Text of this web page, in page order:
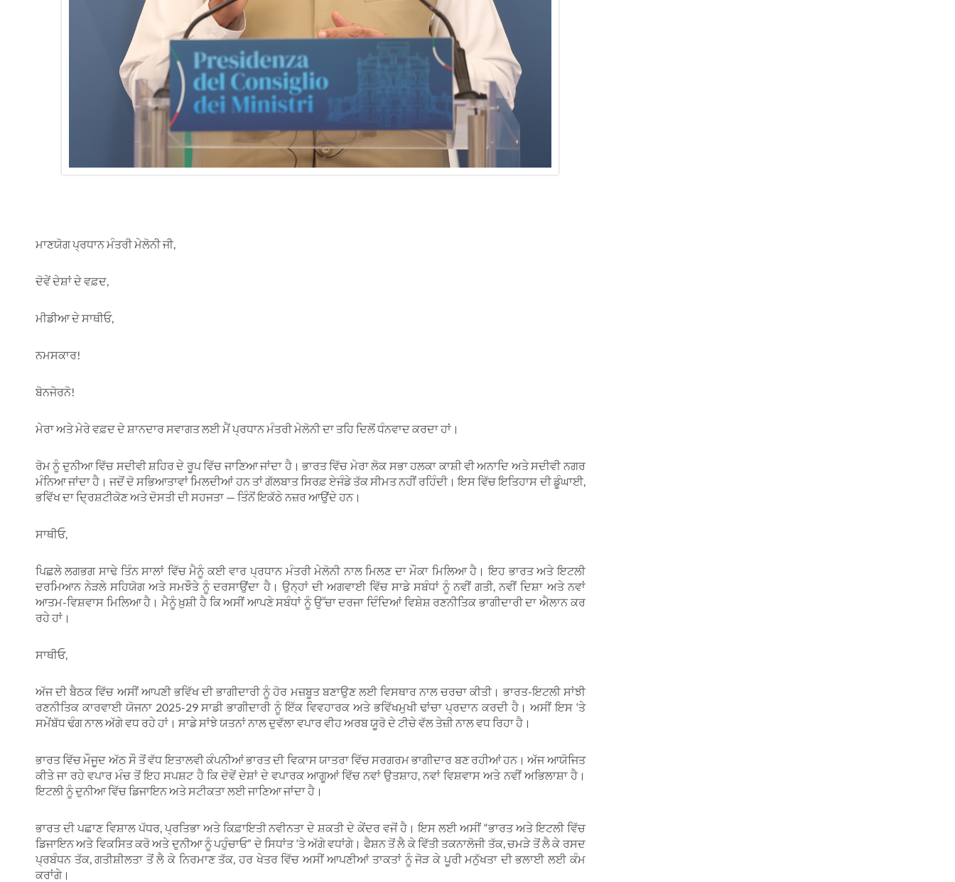
ਮਾਣਯੋਗ ਪ੍ਰਧਾਨ ਮੰਤਰੀ ਮੇਲੋਨੀ ਜੀ,
ਦੋਵੇਂ ਦੇਸ਼ਾਂ ਦੇ ਵਫ਼ਦ,
ਮੀਡੀਆ ਦੇ ਸਾਥੀਓ,
ਨਮਸਕਾਰ!
ਬੋਨਜੋਰਨੋ!
ਮੇਰਾ ਅਤੇ ਮੇਰੇ ਵਫ਼ਦ ਦੇ ਸ਼ਾਨਦਾਰ ਸਵਾਗਤ ਲਈ ਮੈਂ ਪ੍ਰਧਾਨ ਮੰਤਰੀ ਮੇਲੋਨੀ ਦਾ ਤਹਿ ਦਿਲੋਂ ਧੰਨਵਾਦ ਕਰਦਾ ਹਾਂ।
ਰੋਮ ਨੂੰ ਦੁਨੀਆ ਵਿੱਚ ਸਦੀਵੀ ਸ਼ਹਿਰ ਦੇ ਰੂਪ ਵਿੱਚ ਜਾਣਿਆ ਜਾਂਦਾ ਹੈ। ਭਾਰਤ ਵਿੱਚ ਮੇਰਾ ਲੋਕ ਸਭਾ ਹਲਕਾ ਕਾਸ਼ੀ ਵੀ ਅਨਾਦਿ ਅਤੇ ਸਦੀਵੀ ਨਗਰ
ਮੰਨਿਆ ਜਾਂਦਾ ਹੈ। ਜਦੋਂ ਦੋ ਸਭਿਆਤਾਵਾਂ ਮਿਲਦੀਆਂ ਹਨ ਤਾਂ ਗੱਲਬਾਤ ਸਿਰਫ਼ ਏਜੰਡੇ ਤੱਕ ਸੀਮਤ ਨਹੀਂ ਰਹਿੰਦੀ। ਇਸ ਵਿੱਚ ਇਤਿਹਾਸ ਦੀ ਡੂੰਘਾਈ,
ਭਵਿੱਖ ਦਾ ਦ੍ਰਿਸ਼ਟੀਕੋਣ ਅਤੇ ਦੋਸਤੀ ਦੀ ਸਹਜਤਾ — ਤਿੰਨੋਂ ਇਕੱਠੇ ਨਜ਼ਰ ਆਉਂਦੇ ਹਨ।
ਸਾਥੀਓ,
ਪਿਛਲੇ ਲਗਭਗ ਸਾਢੇ ਤਿੰਨ ਸਾਲਾਂ ਵਿੱਚ ਮੈਨੂੰ ਕਈ ਵਾਰ ਪ੍ਰਧਾਨ ਮੰਤਰੀ ਮੇਲੋਨੀ ਨਾਲ ਮਿਲਣ ਦਾ ਮੌਕਾ ਮਿਲਿਆ ਹੈ। ਇਹ ਭਾਰਤ ਅਤੇ ਇਟਲੀ
ਦਰਮਿਆਨ ਨੇੜਲੇ ਸਹਿਯੋਗ ਅਤੇ ਸਮਝੌਤੇ ਨੂੰ ਦਰਸਾਉਂਦਾ ਹੈ। ਉਨ੍ਹਾਂ ਦੀ ਅਗਵਾਈ ਵਿੱਚ ਸਾਡੇ ਸਬੰਧਾਂ ਨੂੰ ਨਵੀਂ ਗਤੀ, ਨਵੀਂ ਦਿਸ਼ਾ ਅਤੇ ਨਵਾਂ
ਆਤਮ-ਵਿਸ਼ਵਾਸ ਮਿਲਿਆ ਹੈ। ਮੈਨੂੰ ਖ਼ੁਸ਼ੀ ਹੈ ਕਿ ਅਸੀਂ ਆਪਣੇ ਸਬੰਧਾਂ ਨੂੰ ਉੱਚਾ ਦਰਜਾ ਦਿੰਦਿਆਂ ਵਿਸ਼ੇਸ਼ ਰਣਨੀਤਿਕ ਭਾਗੀਦਾਰੀ ਦਾ ਐਲਾਨ ਕਰ
ਰਹੇ ਹਾਂ।
ਸਾਥੀਓ,
ਅੱਜ ਦੀ ਬੈਠਕ ਵਿੱਚ ਅਸੀਂ ਆਪਣੀ ਭਵਿੱਖ ਦੀ ਭਾਗੀਦਾਰੀ ਨੂੰ ਹੋਰ ਮਜ਼ਬੂਤ ਬਣਾਉਣ ਲਈ ਵਿਸਥਾਰ ਨਾਲ ਚਰਚਾ ਕੀਤੀ। ਭਾਰਤ-ਇਟਲੀ ਸਾਂਝੀ
ਰਣਨੀਤਿਕ ਕਾਰਵਾਈ ਯੋਜਨਾ 2025-29 ਸਾਡੀ ਭਾਗੀਦਾਰੀ ਨੂੰ ਇੱਕ ਵਿਵਹਾਰਕ ਅਤੇ ਭਵਿੱਖਮੁਖੀ ਢਾਂਚਾ ਪ੍ਰਦਾਨ ਕਰਦੀ ਹੈ। ਅਸੀਂ ਇਸ ‘ਤੇ
ਸਮੇਂਬੱਧ ਢੰਗ ਨਾਲ ਅੱਗੇ ਵਧ ਰਹੇ ਹਾਂ। ਸਾਡੇ ਸਾਂਝੇ ਯਤਨਾਂ ਨਾਲ ਦੁਵੱਲਾ ਵਪਾਰ ਵੀਹ ਅਰਬ ਯੂਰੋ ਦੇ ਟੀਚੇ ਵੱਲ ਤੇਜ਼ੀ ਨਾਲ ਵਧ ਰਿਹਾ ਹੈ।
ਭਾਰਤ ਵਿੱਚ ਮੌਜੂਦ ਅੱਠ ਸੌ ਤੋਂ ਵੱਧ ਇਤਾਲਵੀ ਕੰਪਨੀਆਂ ਭਾਰਤ ਦੀ ਵਿਕਾਸ ਯਾਤਰਾ ਵਿੱਚ ਸਰਗਰਮ ਭਾਗੀਦਾਰ ਬਣ ਰਹੀਆਂ ਹਨ। ਅੱਜ ਆਯੋਜਿਤ
ਕੀਤੇ ਜਾ ਰਹੇ ਵਪਾਰ ਮੰਚ ਤੋਂ ਇਹ ਸਪਸ਼ਟ ਹੈ ਕਿ ਦੋਵੇਂ ਦੇਸ਼ਾਂ ਦੇ ਵਪਾਰਕ ਆਗੂਆਂ ਵਿੱਚ ਨਵਾਂ ਉਤਸ਼ਾਹ, ਨਵਾਂ ਵਿਸ਼ਵਾਸ ਅਤੇ ਨਵੀਂ ਅਭਿਲਾਸ਼ਾ ਹੈ।
ਇਟਲੀ ਨੂੰ ਦੁਨੀਆ ਵਿੱਚ ਡਿਜਾਇਨ ਅਤੇ ਸਟੀਕਤਾ ਲਈ ਜਾਣਿਆ ਜਾਂਦਾ ਹੈ।
ਭਾਰਤ ਦੀ ਪਛਾਣ ਵਿਸ਼ਾਲ ਪੱਧਰ, ਪ੍ਰਤਿਭਾ ਅਤੇ ਕਿਫ਼ਾਇਤੀ ਨਵੀਨਤਾ ਦੇ ਸ਼ਕਤੀ ਦੇ ਕੇਂਦਰ ਵਜੋਂ ਹੈ। ਇਸ ਲਈ ਅਸੀਂ “ਭਾਰਤ ਅਤੇ ਇਟਲੀ ਵਿੱਚ
ਡਿਜਾਇਨ ਅਤੇ ਵਿਕਸਿਤ ਕਰੋ ਅਤੇ ਦੁਨੀਆ ਨੂੰ ਪਹੁੰਚਾਓ” ਦੇ ਸਿਧਾਂਤ ‘ਤੇ ਅੱਗੇ ਵਧਾਂਗੇ। ਫੈਸ਼ਨ ਤੋਂ ਲੈ ਕੇ ਵਿੱਤੀ ਤਕਨਾਲੋਜੀ ਤੱਕ, ਚਮੜੇ ਤੋਂ ਲੈ ਕੇ ਰਸਦ
ਪ੍ਰਬੰਧਨ ਤੱਕ, ਗਤੀਸ਼ੀਲਤਾ ਤੋਂ ਲੈ ਕੇ ਨਿਰਮਾਣ ਤੱਕ, ਹਰ ਖੇਤਰ ਵਿੱਚ ਅਸੀਂ ਆਪਣੀਆਂ ਤਾਕਤਾਂ ਨੂੰ ਜੋੜ ਕੇ ਪੂਰੀ ਮਨੁੱਖਤਾ ਦੀ ਭਲਾਈ ਲਈ ਕੰਮ
ਕਰਾਂਗੇ।